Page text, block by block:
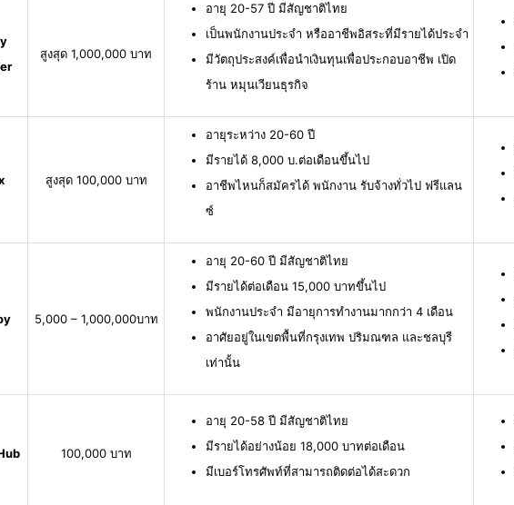
สูงสุด 1,000,000 บาท
อายุ 20-57 ปี มีสัญชาติไทย
เป็นพนักงานประจำ หรืออาชีพอิสระที่มีรายได้ประจำ
มีวัตถุประสงค์เพื่อนำเงินทุนเพื่อประกอบอาชีพ เปิด
ร้าน หมุนเวียนธุรกิจ
สูงสุด 100,000 บาท
อายุระหว่าง 20-60 ปี
มีรายได้ 8,000 บ.ต่อเดือนขึ้นไป
อาชีพไหนก็สมัครได้ พนักงาน รับจ้างทั่วไป ฟรีแลน
ซ์
5,000 – 1,000,000บาท
อายุ 20-60 ปี มีสัญชาติไทย
มีรายได้ต่อเดือน 15,000 บาทขึ้นไป
พนักงานประจำ มีอายุการทำงานมากกว่า 4 เดือน
อาศัยอยู่ในเขตพื้นที่กรุงเทพ ปริมณฑล และชลบุรี
เท่านั้น
100,000 บาท
อายุ 20-58 ปี มีสัญชาติไทย
มีรายได้อย่างน้อย 18,000 บาทต่อเดือน
มีเบอร์โทรศัพท์ที่สามารถติดต่อได้สะดวก